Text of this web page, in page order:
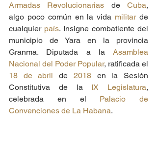
Armadas Revolucionarias de Cuba,
algo poco común en la vida militar de
cualquier país. Insigne combatiente del
municipio de Yara en la provincia
Granma. Diputada a la Asamblea
Nacional del Poder Popular
18 de abril de 2018 en la Sesión
Constitutiva de la IX Legislatura,
celebrada en el Palacio de
Convenciones de La Habana.